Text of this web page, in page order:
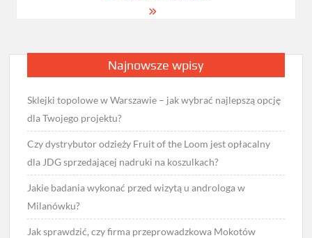
Najnowsze wpisy
Sklejki topolowe w Warszawie – jak wybrać najlepszą opcję
dla Twojego projektu?
Czy dystrybutor odzieży Fruit of the Loom jest opłacalny
dla JDG sprzedającej nadruki na koszulkach?
Jakie badania wykonać przed wizytą u androloga w
Milanówku?
Jak sprawdzić, czy firma przeprowadzkowa Mokotów